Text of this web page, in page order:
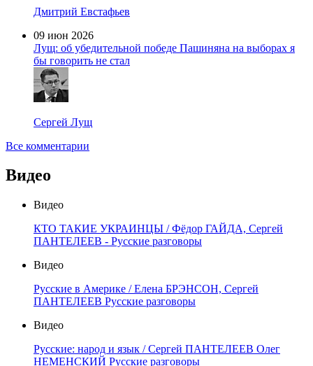
Дмитрий Евстафьев
09 июн 2026
Лущ: об убедительной победе Пашиняна на выборах я
бы говорить не стал
Сергей Лущ
Все комментарии
Видео
Видео
КТО ТАКИЕ УКРАИНЦЫ / Фёдор ГАЙДА, Сергей
ПАНТЕЛЕЕВ - Русские разговоры
Видео
Русские в Америке / Елена БРЭНСОН, Сергей
ПАНТЕЛЕЕВ Русские разговоры
Видео
Русские: народ и язык / Сергей ПАНТЕЛЕЕВ Олег
НЕМЕНСКИЙ Русские разговоры